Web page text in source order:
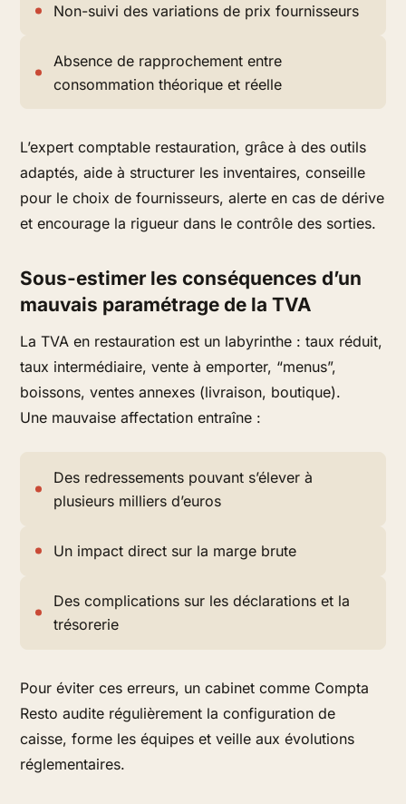
Non-suivi des variations de prix fournisseurs
Absence de rapprochement entre
consommation théorique et réelle
L’expert comptable restauration, grâce à des outils
adaptés, aide à structurer les inventaires, conseille
pour le choix de fournisseurs, alerte en cas de dérive
et encourage la rigueur dans le contrôle des sorties.
Sous-estimer les conséquences d’un
mauvais paramétrage de la TVA
La TVA en restauration est un labyrinthe : taux réduit,
taux intermédiaire, vente à emporter, “menus”,
boissons, ventes annexes (livraison, boutique).
Une mauvaise affectation entraîne :
Des redressements pouvant s’élever à
plusieurs milliers d’euros
Un impact direct sur la marge brute
Des complications sur les déclarations et la
trésorerie
Pour éviter ces erreurs, un cabinet comme Compta
Resto audite régulièrement la configuration de
caisse, forme les équipes et veille aux évolutions
réglementaires.